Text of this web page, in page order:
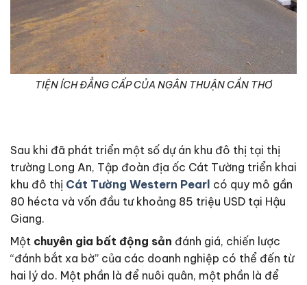
TIỆN ÍCH ĐẲNG CẤP CỦA NGÂN THUẬN CẦN THƠ
Sau khi đã phát triển một số dự án khu đô thị tại thị
trường Long An, Tập đoàn địa ốc Cát Tường triển khai
khu đô thị Cát Tường Western Pearl có quy mô gần
80 hécta và vốn đầu tư khoảng 85 triệu USD tại Hậu
Giang.
Một chuyên gia bất động sản đánh giá, chiến lược
“đánh bắt xa bờ” của các doanh nghiệp có thể đến từ
hai lý do. Một phần là để nuôi quân, một phần là để